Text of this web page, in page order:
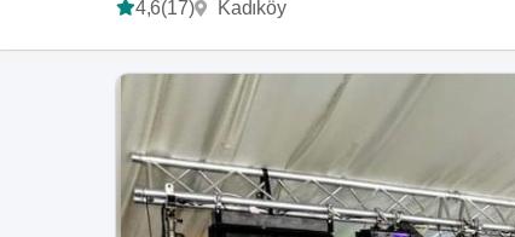
4,6(17) Kadıköy